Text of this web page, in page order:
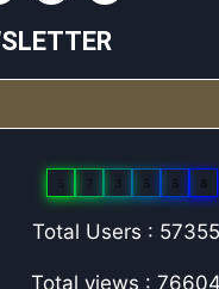
5 7 3 5 5 8
Total Users :
Total views :